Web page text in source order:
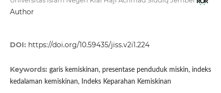
Author
DOI: https://doi.org/10.59435/jiss.v2i1.224
Keywords: garis kemiskinan, presentase penduduk miskin, indeks
kedalaman kemiskinan, Indeks Keparahan Kemiskinan